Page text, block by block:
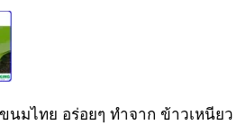
นมไทย อร่อยๆ ทำจาก ข้าวเหนี